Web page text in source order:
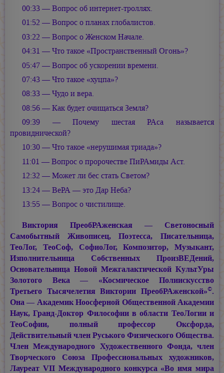
00:33 — Вопрос об интернет-троллях.
01:52 — Вопрос о планах глобалистов.
03:22 — Вопрос о Женском Начале.
04:31 — Что такое «Пространственный Огонь»?
05:47 — Вопрос об ускорении времени.
07:43 — Что такое «хуцпа»?
08:33 — Чудо и вера.
08:56 — Как будет очищаться Земля?
09:39 — Почему шестая РАса называется
провиднической?
10:30 — Что такое «нерушимая триада»?
11:01 — Вопрос о пророчестве ПиРАмиды Аст.
12:32 — Может ли бес стать Светом?
13:24 — ВеРА — это Дар Неба?
13:55 — Вопрос о чистилище.
Виктория ПреобРАженская — Светоносный
Самобытный Живописец, Поэтесса, Писательница,
ТеоЛог, ТеоСоф, СофиоЛог, Композитор, Музыкант,
Изполнительница Собственных ПроизВЕДений,
Основательница Новой Межгалактической КультУры
Золотого Века — «Космическое Полиискусство
Третьего Тысячелетия Виктории ПреобРАженской»©.
Она — Академик Ноосферной Общественной Академии
Наук, Гранд-Доктор Философии в области ТеоЛогии и
ТеоСофии, полный профессор Оксфорда,
Действительный член Руського Физического Общества.
Член Международного Художественного Фонда, член
Творческого Союза Профессиональных художников,
Лауреат VII Международного конкурса «Во имя мира